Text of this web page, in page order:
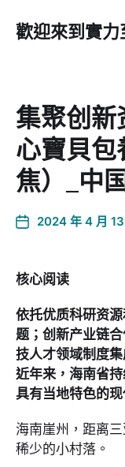
歡迎來到實
集聚创新
心寶貝包
焦）_中
2024 年 4 月 13
核心阅读
依托优质科研资
题；创新产业链
技人才领域制度
近年来，海南省
具有当地特色的
海南崖州，距离
稀少的小村落。